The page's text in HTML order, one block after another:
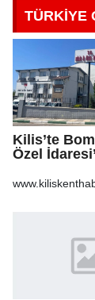
TÜRKİYE
Kilis’te
Özel